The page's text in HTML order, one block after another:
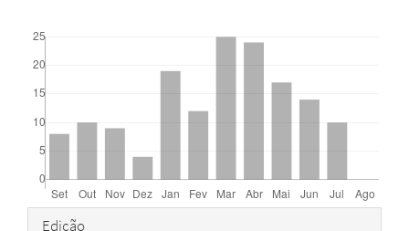
Detalhes
Edição